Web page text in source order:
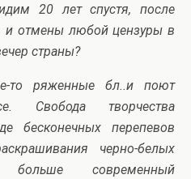
20 лет спустя, после
и отмены любой цензуры в
страны?
то ряженные бл..и поют
Свобода творчества
бесконечных перепевов
черно-белых
больше современный